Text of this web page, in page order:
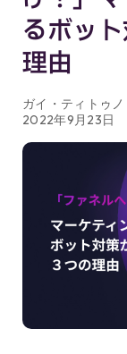
るボッ
理由
ガイ・ティトゥ
2022年9月23日